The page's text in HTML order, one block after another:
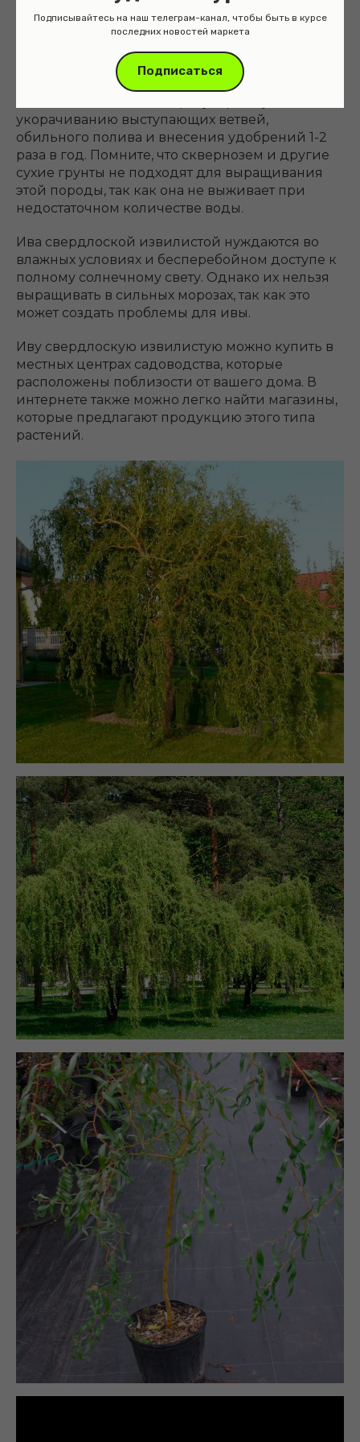
Подписывайтесь на наш телеграм-канал, чтобы быть в курсе
последних новостей маркета
Подписаться
Необходимость в уходе за ивой свердлоской
укорачиванию выступающих ветвей,
обильного полива и внесения удобрений 1-2
раза в год. Помните, что сквернозем и другие
сухие грунты не подходят для выращивания
этой породы, так как она не выживает при
недостаточном количестве воды.
Ива свердлоской извилистой нуждаются во
влажных условиях и бесперебойном доступе к
полному солнечному свету. Однако их нельзя
выращивать в сильных морозах, так как это
может создать проблемы для ивы.
Иву свердлоскую извилистую можно купить в
местных центрах садоводства, которые
расположены поблизости от вашего дома. В
интернете также можно легко найти магазины,
которые предлагают продукцию этого типа
растений.